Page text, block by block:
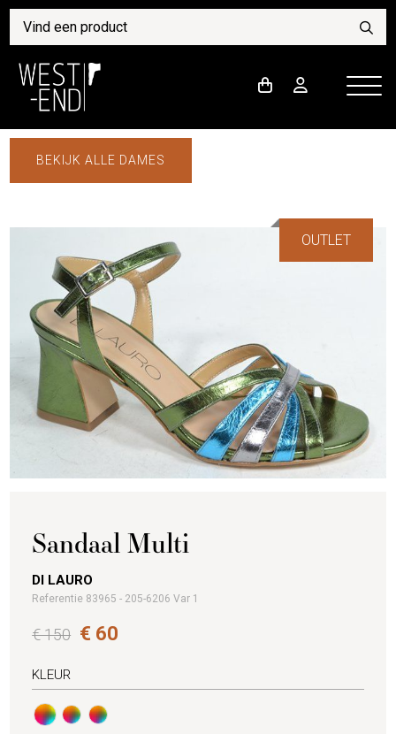
BEKIJK ALLE DAMES
OUTLET
Sandaal Multi
DI LAURO
Referentie 83965 - 205-6206 Var 1
€ 150 € 60
KLEUR